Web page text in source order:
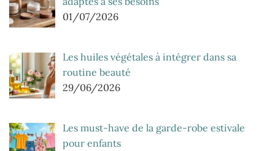
01/07/2026
Les huiles végétales à intégrer dans sa
routine beauté
29/06/2026
Les must-have de la garde-robe estivale
pour enfants